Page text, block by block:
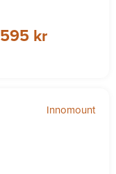
595 kr
Innomount